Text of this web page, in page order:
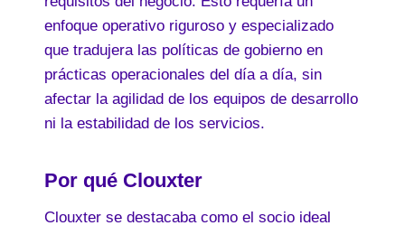
enfoque operativo riguroso y especializado
que tradujera las políticas de gobierno en
prácticas operacionales del día a día, sin
afectar la agilidad de los equipos de desarrollo
ni la estabilidad de los servicios.
Por qué Clouxter
Clouxter se destacaba como el socio ideal